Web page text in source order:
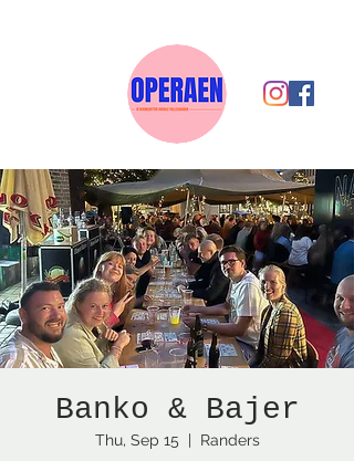
Banko & Bajer
Thu, Sep 15
  |
Randers